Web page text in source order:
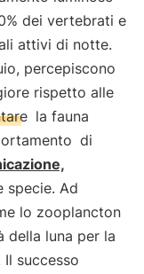
dei vertebrati e
attivi di notte.
percepiscono
rispetto alle
la fauna
di
specie. Ad
lo zooplancton
della luna per la
successo